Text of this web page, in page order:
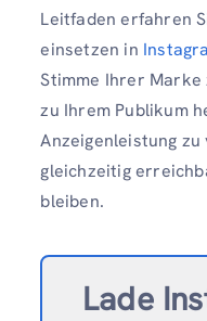
Leitfaden erfahren
einsetzen in
Stimme Ihrer
zu Ihrem Publikum
Anzeigenleistung
gleichzeitig
bleiben.
Lade